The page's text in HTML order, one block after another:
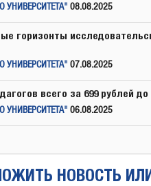
УНИВЕРСИТЕТА" 08.08.2025
горизонты
УНИВЕРСИТЕТА" 07.08.2025
всего за 699 рублей
УНИВЕРСИТЕТА" 06.08.2025
НОВОСТЬ